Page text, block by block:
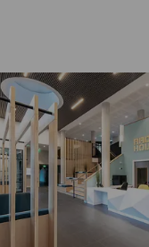
À propos de
FAQ
Blog